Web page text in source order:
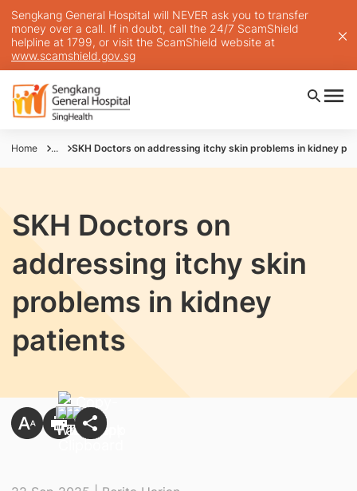
Sengkang General Hospital will NEVER ask you to transfer
money over a call. If in doubt, call the 24/7 ScamShield
helpline at 1799, or visit the ScamShield website at
www.scamshield.gov.sg
Home ... SKH Doctors on addressing itchy skin problems in kidney
SKH Doctors on
addressing itchy skin
problems in kidney
patients